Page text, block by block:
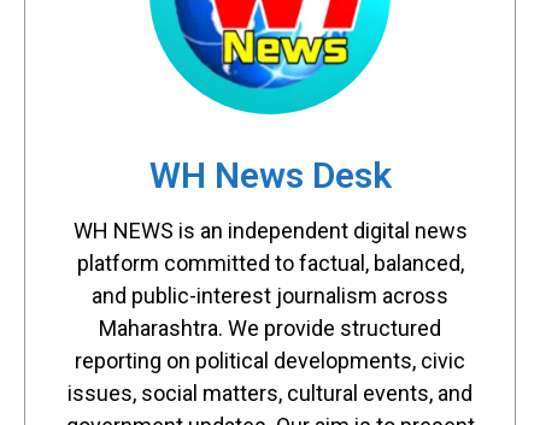
WH News Desk
WH NEWS is an independent digital news
platform committed to factual, balanced,
and public-interest journalism across
Maharashtra. We provide structured
reporting on political developments, civic
issues, social matters, cultural events, and